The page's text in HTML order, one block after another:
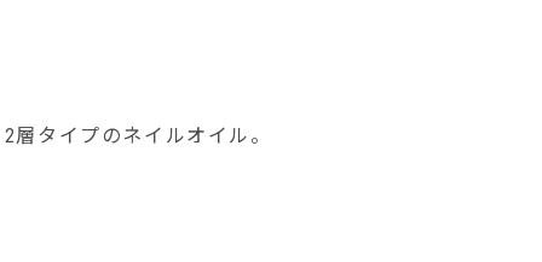
層タイプのネイルオイル。